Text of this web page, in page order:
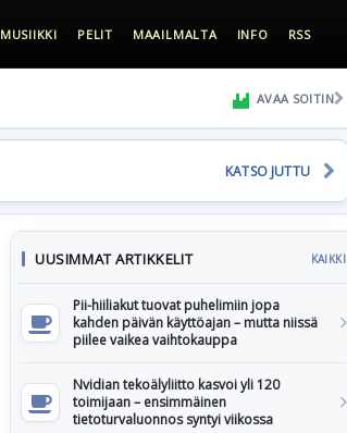
MUSIIKKI PELIT MAAILMALTA INFO RSS
AVAA SOITIN
KATSO JUTTU
UUSIMMAT ARTIKKELIT KAIKKI
Pii-hiiliakut tuovat puhelimiin jopa
kahden päivän käyttöajan – mutta niissä
piilee vaikea vaihtokauppa
Nvidian tekoälyliitto kasvoi yli 120
toimijaan – ensimmäinen
tietoturvaluonnos syntyi viikossa